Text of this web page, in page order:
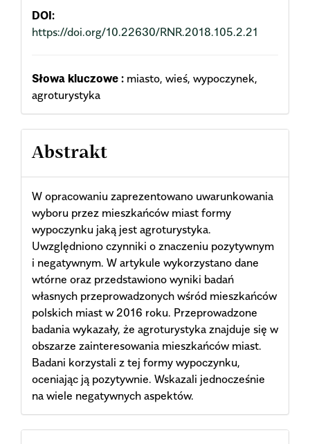
DOI:
https://doi.org/10.22630/RNR.2018.105.2.21
Słowa kluczowe : miasto, wieś, wypoczynek,
agroturystyka
Abstrakt
W opracowaniu zaprezentowano uwarunkowania
wyboru przez mieszkańców miast formy
wypoczynku jaką jest agroturystyka.
Uwzględniono czynniki o znaczeniu pozytywnym
i negatywnym. W artykule wykorzystano dane
wtórne oraz przedstawiono wyniki badań
własnych przeprowadzonych wśród mieszkańców
polskich miast w 2016 roku. Przeprowadzone
badania wykazały, że agroturystyka znajduje się w
obszarze zainteresowania mieszkańców miast.
Badani korzystali z tej formy wypoczynku,
oceniając ją pozytywnie. Wskazali jednocześnie
na wiele negatywnych aspektów.